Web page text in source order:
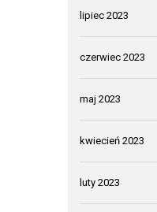
lipiec 2023
czerwiec 2023
maj 2023
kwiecień 2023
luty 2023